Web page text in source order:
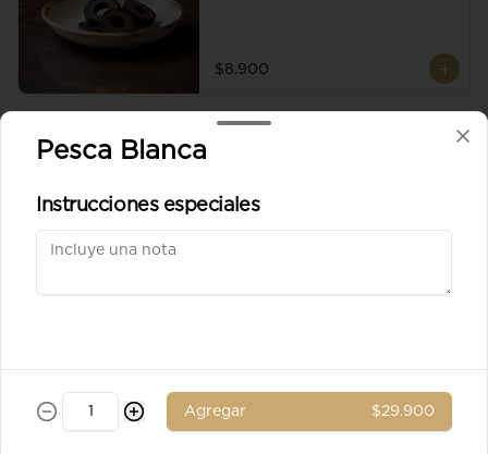
$8.900
Pesca Blanca
Instrucciones especiales
Agregar $29.900